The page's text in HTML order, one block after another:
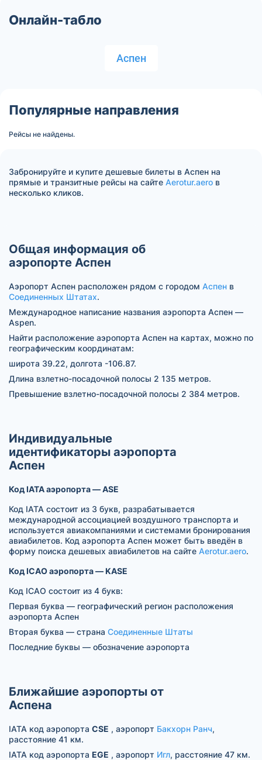
Онлайн-табло
Аспен
Популярные направления
Рейсы не найдены.
Забронируйте и купите дешевые билеты в Аспен на
прямые и транзитные рейсы на сайте Aerotur.aero в
несколько кликов.
Общая информация об
аэропорте Аспен
Аэропорт Аспен расположен рядом с городом Аспен в
Соединенных Штатах.
Международное написание названия аэропорта Аспен —
Aspen.
Найти расположение аэропорта Аспен на картах, можно по
географическим координатам:
широта 39.22, долгота -106.87.
Длина взлетно-посадочной полосы 2 135 метров.
Превышение взлетно-посадочной полосы 2 384 метров.
Индивидуальные
идентификаторы аэропорта
Аспен
Код IATA аэропорта — ASE
Код IATA состоит из 3 букв, разрабатывается
международной ассоциацией воздушного транспорта и
используется авиакомпаниями и системами бронирования
авиабилетов. Код аэропорта Аспен может быть введён в
форму поиска дешевых авиабилетов на сайте Aerotur.aero.
Код ICAO аэропорта — KASE
Код ICAO состоит из 4 букв:
Первая буква — географический регион расположения
аэропорта Аспен
Вторая буква — страна Соединенные Штаты
Последние буквы — обозначение аэропорта
Ближайшие аэропорты от
Аспена
IATA код аэропорта CSE , аэропорт Бакхорн Ранч,
расстояние 41 км.
IATA код аэропорта EGE , аэропорт Игл, расстояние 47 км.